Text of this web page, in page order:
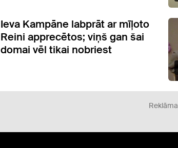
Ieva Kampāne labprāt ar mīļoto
Reini apprecētos; viņš gan šai
domai vēl tikai nobriest
Reklāma